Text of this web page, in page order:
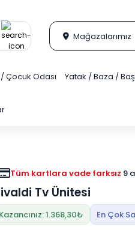
Mağazalarımız
Çocuk Odası Yatak / Baza /
Tüm kartlara vade farksız 9
Tv Ünitesi
Kazancınız: 1.368,30₺ En Çok